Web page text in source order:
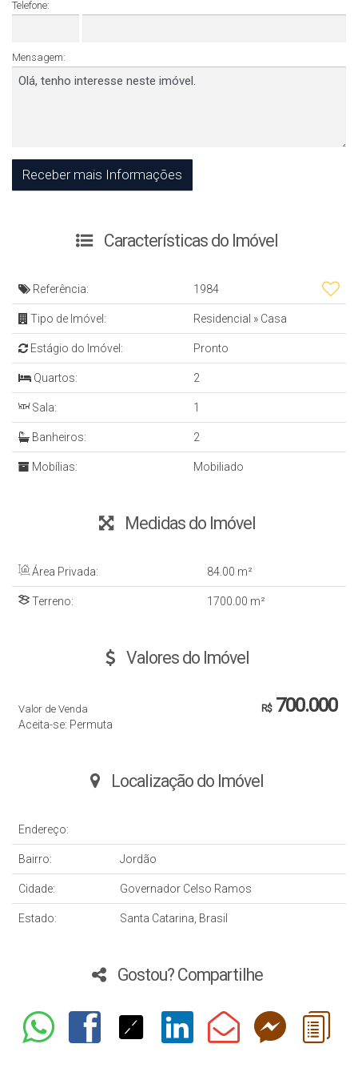
Telefone:
Mensagem:
Características do Imóvel
Referência: 1984
Tipo de Imóvel: Residencial » Casa
Estágio do Imóvel: Pronto
Quartos: 2
Sala: 1
Banheiros: 2
Mobílias: Mobiliado
Medidas do Imóvel
Área Privada: 84.00 m²
Terreno: 1700.00 m²
Valores do Imóvel
R$700.000
Valor de Venda
Aceita-se: Permuta
Localização do Imóvel
Endereço:
Bairro: Jordão
Cidade: Governador Celso Ramos
Estado: Santa Catarina, Brasil
Gostou? Compartilhe